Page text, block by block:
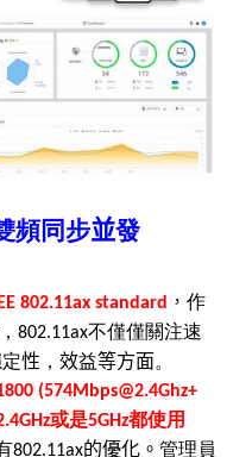
頻同步並發
802.11ax standard ， 作
802.11ax不僅僅關注速
定性 ， 效益等方面。
(574Mbps@2.4Ghz+
或是5GHz都使用
802.11ax的優化。 管理員